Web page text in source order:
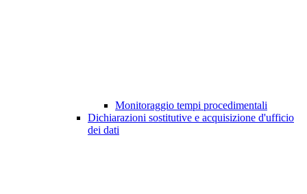
Monitoraggio tempi procedimentali
Dichiarazioni sostitutive e acquisizione d'ufficio
dei dati